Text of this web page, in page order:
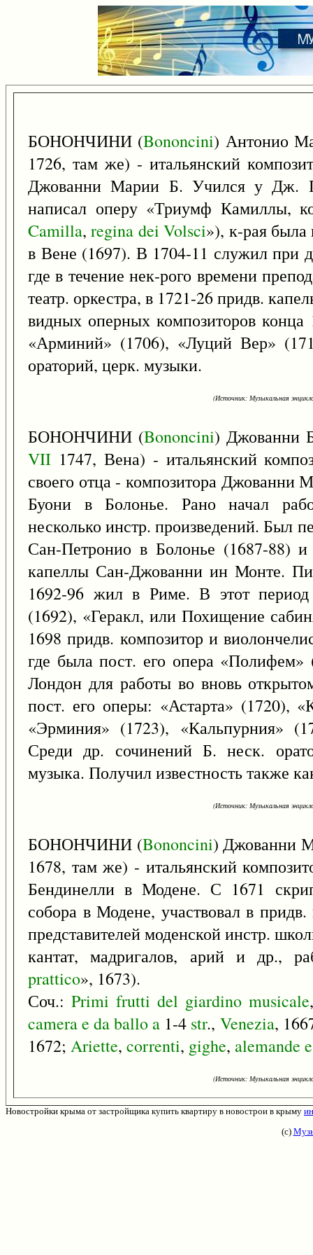
БОНОНЧИНИ (Bononcini) Антонио
1726, там же) - итальянский
Джованни Марии Б. Учился у Дж.
написал оперу «Триумф Камиллы,
Camilla,regina dei Volsci»), к-рая
в Вене (1697). В 1704-11 служил при
где в течение нек-рого времени
театр. оркестра, в 1721-26 придв.
видных оперных композиторов
«Арминий» (1706), «Луций Вер»
ораторий, церк. музыки.
(Источник: Музыкальная
БОНОНЧИНИ (Bononcini) Джованни
VII 1747, Вена) - итальянский
своего отца - композитора
Буони в Болонье. Рано начал
несколько инстр. произведений. Был
Сан-Петронио в Болонье (1687-88) и
капеллы Сан-Джованни ин Монте.
1692-96 жил в Риме. В этот
(1692), «Геракл, или Похищение
1698 придв. композитор и
где была пост. его опера
Лондон для работы во вновь
пост. его оперы: «Астарта» (1720),
«Эрминия» (1723), «Кальпурния»
Среди др. сочинений Б. неск.
музыка. Получил известность также
(Источник: Музыкальная
БОНОНЧИНИ (Bononcini) Джованни
1678, там же) - итальянский
Бендинелли в Модене. С 1671
собора в Модене, участвовал в
представителей моденской инстр.
кантат, мадригалов, арий и др.,
prattico», 1673).
Соч.: Primi frutti del giardino musicale
camerae daballo a 1-4 str., Venezia,
1672; Ariette, correnti, gighe, alemande e
(Источник: Музыкальная
Новостройки крыма от застройщика купить квартиру в новострои в крыму
(с)